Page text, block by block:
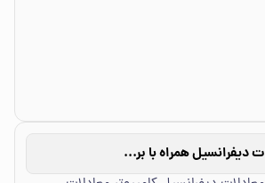
معادلات دیفرانسیل همراه با برنامه‌های کامپیوتر